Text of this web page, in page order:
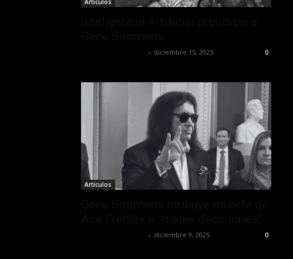
Artículos
- diciembre 15, 2025 0
Artículos
- diciembre 9, 2025 0